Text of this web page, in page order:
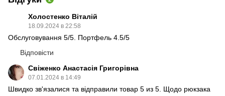
Холостенко Віталій
18.09.2024 в 22:58
Обслуговування 5/5. Портфель 4.5/5
Відповісти
Свіженко Анастасія Григорівна
07.01.2024 в 14:49
Швидко зв'язалися та відправили товар 5 из 5. Щодо рюкзака